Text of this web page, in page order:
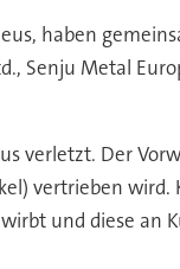
haben
Senju Metal
verletzt. Der
vertrieben wird.
und diese an